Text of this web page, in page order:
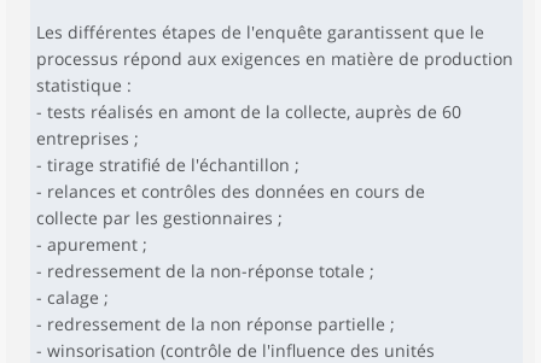
Les différentes étapes de l'enquête garantissent que le
processus répond aux exigences en matière de production
statistique :
- tests réalisés en amont de la collecte, auprès de 60
entreprises ;
- tirage stratifié de l'échantillon ;
- relances et contrôles des données en cours de
collecte par les gestionnaires ;
- apurement ;
- redressement de la non-réponse totale ;
- calage ;
- redressement de la non réponse partielle ;
- winsorisation (contrôle de l'influence des unités